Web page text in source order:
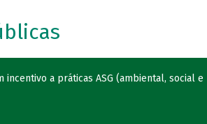
a práticas ASG (ambiental, social e